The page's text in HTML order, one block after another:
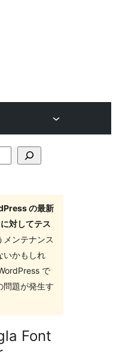
の最新
対してテス
メンテナンス
いかもしれ
で
問題が発生す
Font